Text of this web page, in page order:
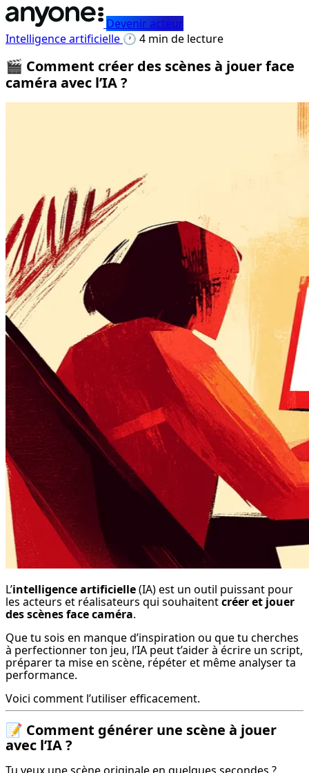
Devenir acteur
Intelligence artificielle 🕐 4 min de lecture
🎬 Comment créer des scènes à jouer face
caméra avec l’IA ?
L’intelligence artificielle (IA) est un outil puissant pour
les acteurs et réalisateurs qui souhaitent créer et jouer
des scènes face caméra.
Que tu sois en manque d’inspiration ou que tu cherches
à perfectionner ton jeu, l’IA peut t’aider à écrire un script,
préparer ta mise en scène, répéter et même analyser ta
performance.
Voici comment l’utiliser efficacement.
📝 Comment générer une scène à jouer
avec l’IA ?